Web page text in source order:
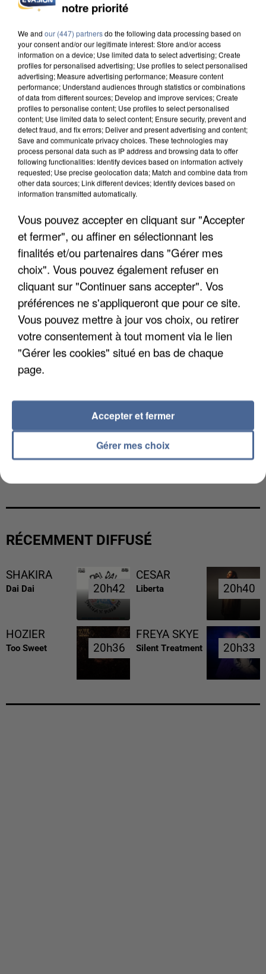
INCENDIES : L’ÎLE-DE-FRANCE LANCE UN ÉLAN
APRÈS TOUTES CES CANICULES, LES REFUGES
DE FAUNE SAUVAGE SONT...
L’UN DES FONDATEURS SUPPOSÉS DE LA DZ
RÉCEMMENT DIFFUSÉ
SHAKIRA
Dai Dai 20h42
20h42
CESAR
Liberta 20h40
20h40
HOZIER
Too Sweet 20h36
20h36
FREYA SKYE
Silent Treatment 20h33
20h33
notre priorité
We and our (447) partnersdo the following data processing based on
your consent and/or our legitimate interest: Store and/or access
information on a device; Use limited data to select advertising; Create
profiles for personalised advertising; Use profiles to select personalised
advertising; Measure advertising performance; Measure content
performance; Understand audiences through statistics or combinations
of data from different sources; Develop and improve services; Create
profiles to personalise content; Use profiles to select personalised
content; Use limited data to select content; Ensure security, prevent and
detect fraud, and fix errors; Deliver and present advertising and content;
Save and communicate privacy choices. These technologies may
process personal data such as IP address and browsing data to offer
following functionalities: Identify devices based on information actively
requested; Use precise geolocation data; Match and combine data from
other data sources; Link different devices; Identify devices based on
information transmitted automatically.
Vous pouvez accepter en cliquant sur "Accepter
et fermer", ou affiner en sélectionnant les
finalités et/ou partenaires dans "Gérer mes
choix". Vous pouvez également refuser en
cliquant sur "Continuer sans accepter". Vos
préférences ne s'appliqueront que pour ce site.
Vous pouvez mettre à jour vos choix, ou retirer
votre consentement à tout moment via le lien
"Gérer les cookies" situé en bas de chaque
page.
Gérer mes choix
Accepter et fermer